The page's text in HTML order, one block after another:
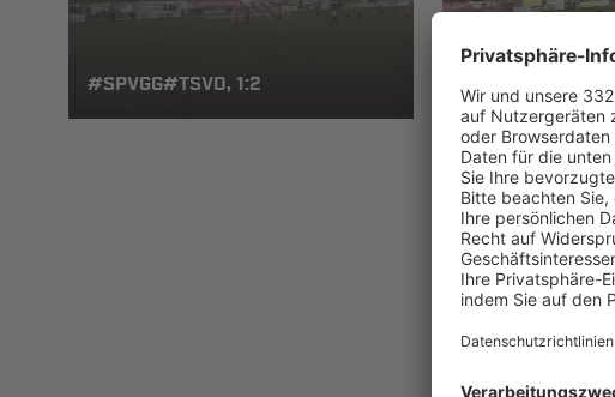
#SPVGG#TSVO, 1:2
SPVGG
OFFINGEN, 2-4